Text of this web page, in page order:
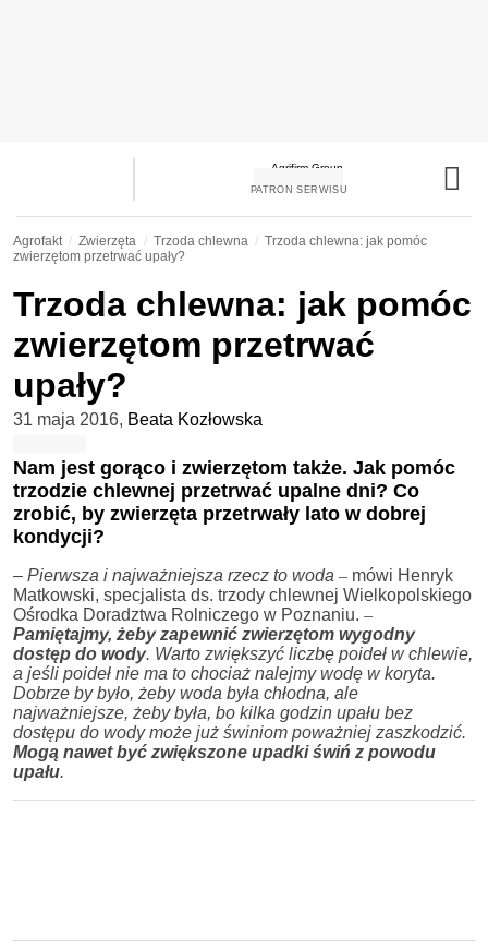
PATRON SERWISU
Agrofakt Zwierzęta Trzoda chlewna
Trzoda chlewna: jak pomóc
zwierzętom przetrwać upały?
Trzoda chlewna: jak pomóc
zwierzętom przetrwać
upały?
31 maja 2016, Beata Kozłowska
Nam jest gorąco i zwierzętom także. Jak pomóc
trzodzie chlewnej przetrwać upalne dni? Co
zrobić, by zwierzęta przetrwały lato w dobrej
kondycji?
– Pierwsza i najważniejsza rzecz to woda – mówi Henryk
Matkowski, specjalista ds. trzody chlewnej Wielkopolskiego
Ośrodka Doradztwa Rolniczego w Poznaniu. –
Pamiętajmy, żeby zapewnić zwierzętom wygodny
dostęp do wody. Warto zwiększyć liczbę poideł w chlewie,
a jeśli poideł nie ma to chociaż nalejmy wodę w koryta.
Dobrze by było, żeby woda była chłodna, ale
najważniejsze, żeby była, bo kilka godzin upału bez
dostępu do wody może już świniom poważniej zaszkodzić.
Mogą nawet być zwiększone upadki świń z powodu
upału.